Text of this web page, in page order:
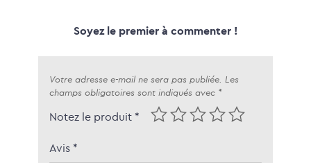
Soyez le premier à commenter !
Votre adresse e-mail ne sera pas publiée. Les
champs obligatoires sont indiqués avec *
Notez le produit *
Avis *